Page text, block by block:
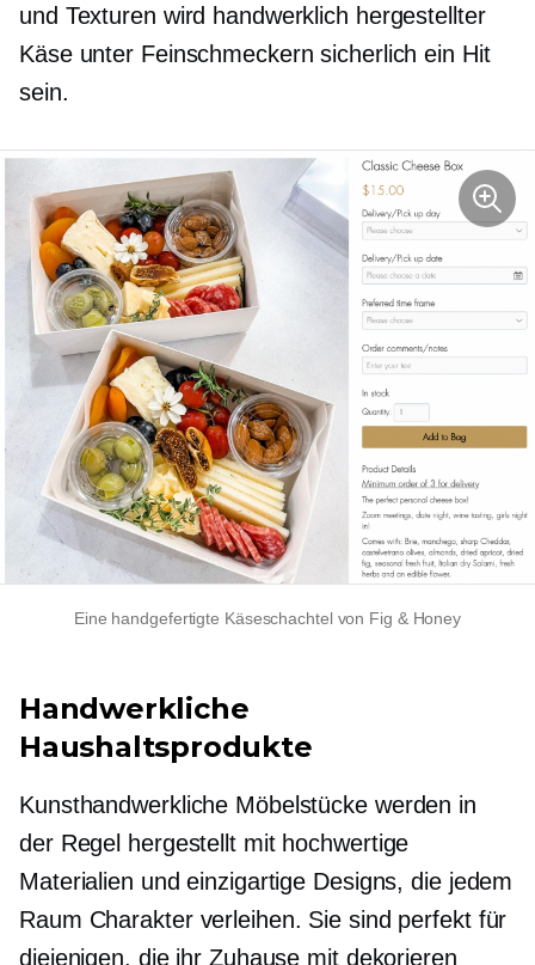
und Texturen wird handwerklich hergestellter
Käse unter Feinschmeckern sicherlich ein Hit
sein.
Eine handgefertigte Käseschachtel von Fig & Honey
Handwerkliche
Haushaltsprodukte
Kunsthandwerkliche Möbelstücke werden in
der Regel hergestellt mit hochwertige
Materialien und einzigartige Designs, die jedem
Raum Charakter verleihen. Sie sind perfekt für
diejenigen, die ihr Zuhause mit dekorieren